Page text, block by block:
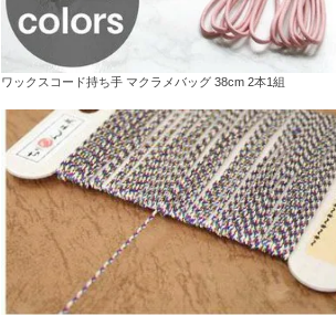
ワックスコード持ち手 マクラメバッグ 38cm 2本1組